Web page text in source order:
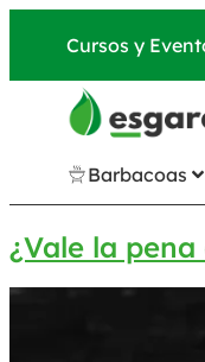
Cursos y
Barbacoas
¿Vale la